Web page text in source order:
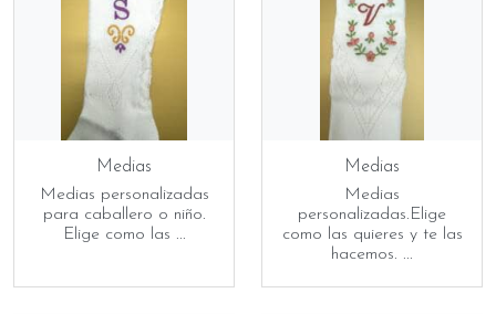
Medias
Medias personalizadas
para caballero o niño.
Elige como las ...
Medias
Medias
personalizadas.Elige
como las quieres y te las
hacemos. ...